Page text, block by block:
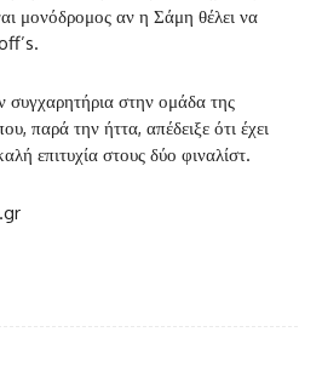
μονόδρομος αν η Σάμη θέλει να
συγχαρητήρια στην ομάδα της
παρά την ήττα, απέδειξε ότι έχει
επιτυχία στους δύο φιναλίστ.